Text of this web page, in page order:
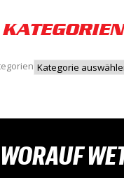
KATEGORIEN